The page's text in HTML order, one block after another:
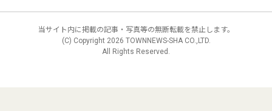
当サイト内に掲載の記事・写真等の無断転載を禁止します。
(C) Copyright 2026 TOWNNEWS-SHA CO.,LTD.
All Rights Reserved.